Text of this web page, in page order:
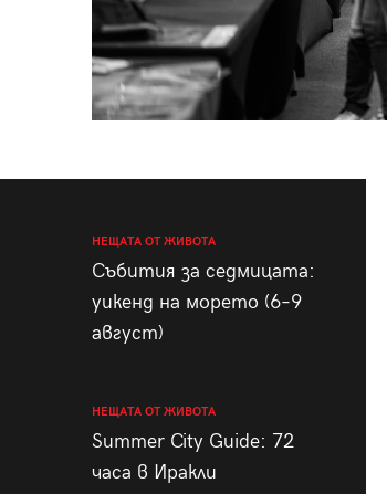
НЕЩАТА ОТ ЖИВОТА
Събития за седмицата:
уикенд на морето (6–9
август)
НЕЩАТА ОТ ЖИВОТА
Summer City Guide: 72
часа в Иракли